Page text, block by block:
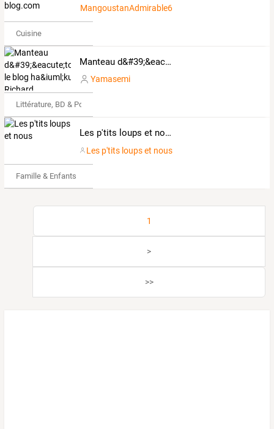
MangoustanAdmirable671111
Cuisine
Manteau d&#39;&eacute;toiles, le blog ha&iuml;ku de Richard
Yamasemi
Littérature, BD & Poésie
Les p'tits loups et nous
Les p'tits loups et nous
Famille & Enfants
1
>
>>